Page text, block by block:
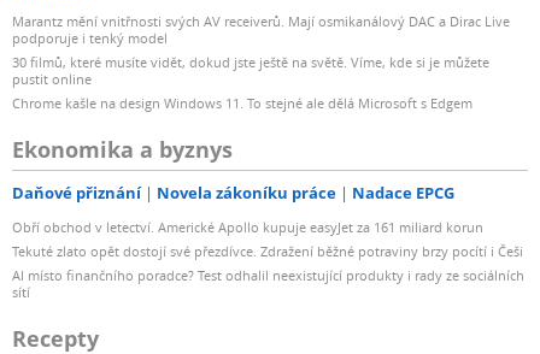
Marantz mění vnitřnosti svých AV receiverů. Mají osmikanálový DAC a Dirac Live
podporuje i tenký model
30 filmů, které musíte vidět, dokud jste ještě na světě. Víme, kde si je můžete
pustit online
Chrome kašle na design Windows 11. To stejné ale dělá Microsoft s Edgem
Ekonomika a byznys
Daňové přiznání Novela zákoníku práce Nadace EPCG
Obří obchod v letectví. Americké Apollo kupuje easyJet za 161 miliard korun
Tekuté zlato opět dostojí své přezdívce. Zdražení běžné potraviny brzy pocítí i Češi
AI místo finančního poradce? Test odhalil neexistující produkty i rady ze sociálních
sítí
Recepty